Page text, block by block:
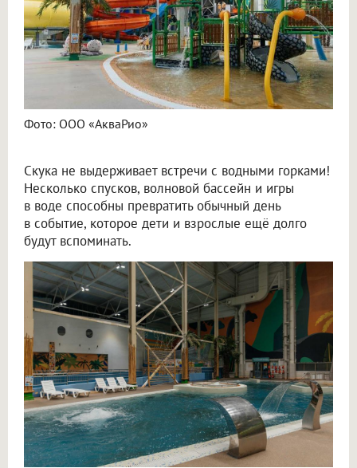
Фото: ООО «АкваРио»
Скука не выдерживает встречи с водными горками!
Несколько спусков, волновой бассейн и игры
в воде способны превратить обычный день
в событие, которое дети и взрослые ещё долго
будут вспоминать.